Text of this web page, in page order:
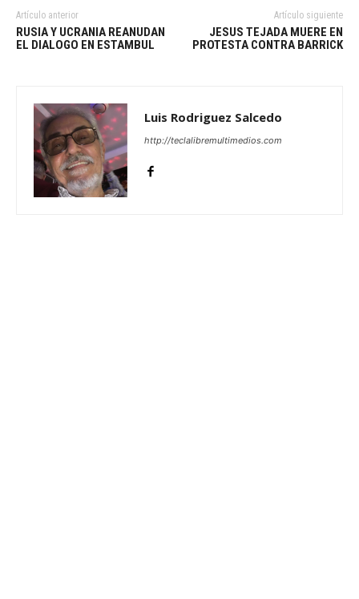
Artículo anterior
RUSIA Y UCRANIA REANUDAN
EL DIALOGO EN ESTAMBUL
Artículo siguiente
JESUS TEJADA MUERE EN
PROTESTA CONTRA BARRICK
Luis Rodriguez Salcedo
http://teclalibremultimedios.com